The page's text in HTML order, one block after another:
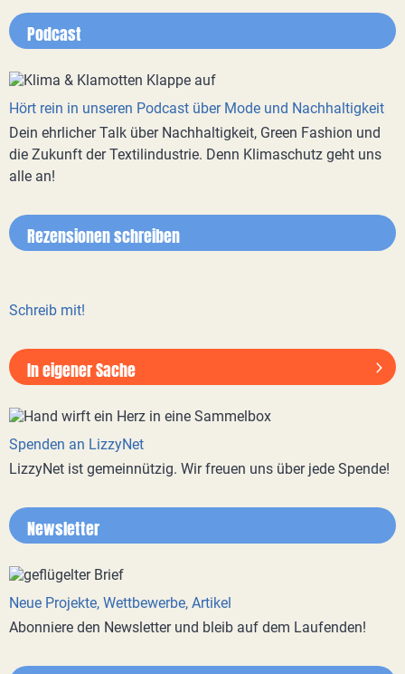
Podcast
Hört rein in unseren Podcast über Mode und Nachhaltigkeit
Dein ehrlicher Talk über Nachhaltigkeit, Green Fashion und
die Zukunft der Textilindustrie. Denn Klimaschutz geht uns
alle an!
Rezensionen schreiben
Schreib mit!
In eigener Sache
Spenden an LizzyNet
LizzyNet ist gemeinnützig. Wir freuen uns über jede Spende!
Newsletter
Neue Projekte, Wettbewerbe, Artikel
Abonniere den Newsletter und bleib auf dem Laufenden!